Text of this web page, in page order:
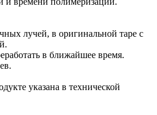
лучей, в оригинальной таре с
в ближайшее время.
указана в технической